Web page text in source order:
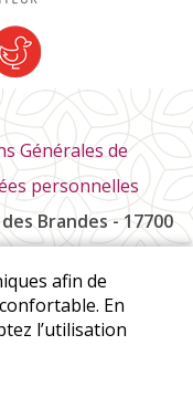
Générales de
personnelles
Brandes - 17700
Prélide - Tous droits
afin de
En
l’utilisation